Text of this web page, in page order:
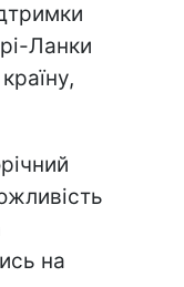
Ланки
на